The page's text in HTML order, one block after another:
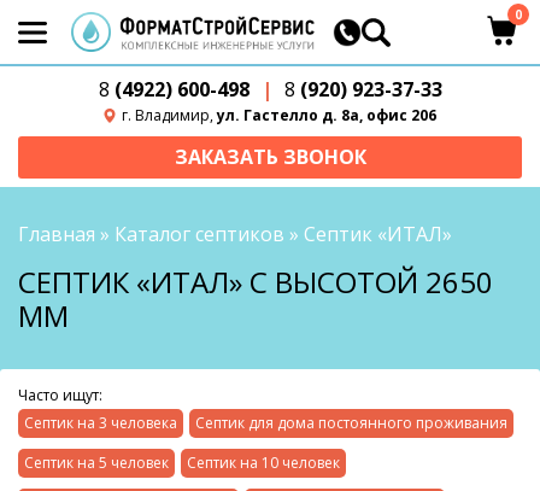
8 (4922) 600-498 | 8 (920) 923-37-33
г. Владимир,ул. Гастелло д. 8а, офис 206
0
ЗАКАЗАТЬ ЗВОНОК
Главная » Каталог септиков » Септик «ИТАЛ»
СЕПТИК «ИТАЛ» С ВЫСОТОЙ 2650
ММ
Часто ищут:
Септик на 3 человека
Септик для дома постоянного проживания
Септик на 5 человек
Септик на 10 человек